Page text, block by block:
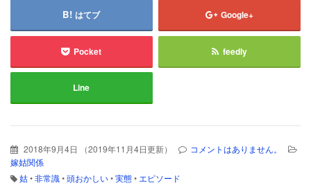
はてブ Google+
Pocket feedly
Line
2018年9月4日 （2019年11月4日更新）
コメントはありません。
嫁姑関係
姑•非常識•頭おかしい•実態• エピソード